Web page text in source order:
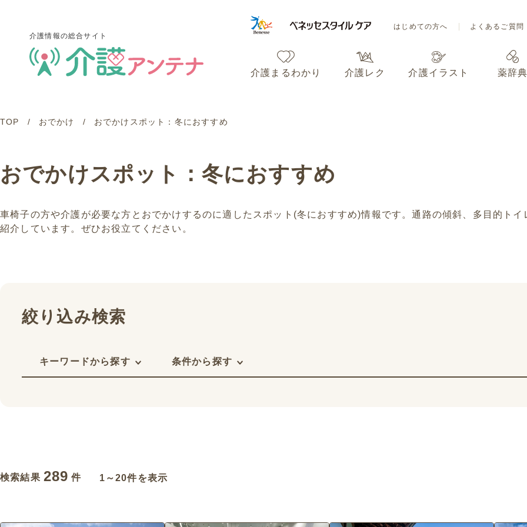
介護情報の総合サイト
はじめての方へ よくあるご質問
介護まるわかり 介護レク 介護イラスト 薬辞
介護情報の総合サイト
TOP おでかけ おでかけスポット：冬におすすめ
おでかけスポット：冬におすすめ
車椅子の方や介護が必要な方とおでかけするのに適したスポット(冬におすすめ)情報です。通路の傾斜、多目的ト
紹介しています。ぜひお役立てください。
絞り込み検索
キーワードから探す 条件から探す
検索結果 289 件 1～20件を表示